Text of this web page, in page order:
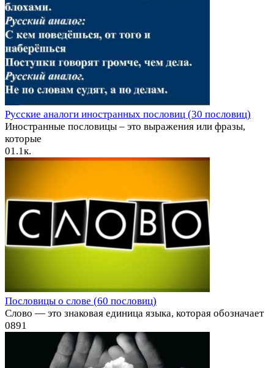
Русские аналоги иностранных пословиц (30 пословиц)
Иностранные пословицы – это выражения или фразы,
которые
01.1к.
Пословицы о слове (60 пословиц)
Слово — это знаковая единица языка, которая обозначает
0891